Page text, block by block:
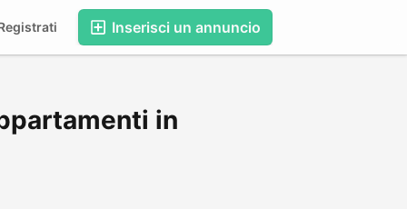
Inserisci un annuncio
in